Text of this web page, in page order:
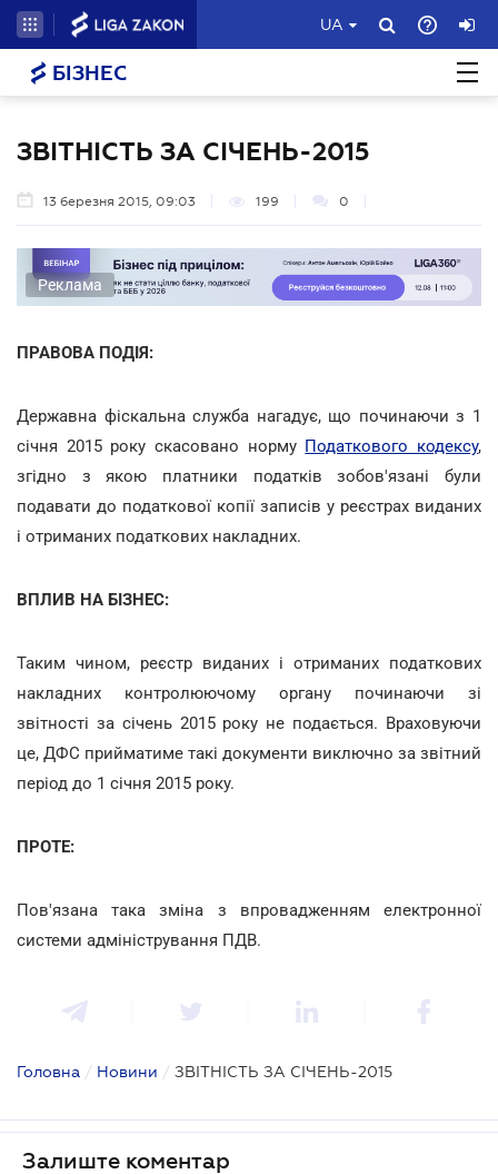
UA
БІЗНЕС
ЗВІТНІСТЬ ЗА СІЧЕНЬ-2015
13 березня 2015, 09:03 199 0
Реклама
ПРАВОВА ПОДІЯ:
Державна фіскальна служба нагадує, що починаючи з 1
січня 2015 року скасовано норму Податкового кодексу,
згідно з якою платники податків зобов'язані були
подавати до податкової копії записів у реєстрах виданих
і отриманих податкових накладних.
ВПЛИВ НА БІЗНЕС:
Таким чином, реєстр виданих і отриманих податкових
накладних контролюючому органу починаючи зі
звітності за січень 2015 року не подається. Враховуючи
це, ДФС прийматиме такі документи виключно за звітний
період до 1 січня 2015 року.
ПРОТЕ:
Пов'язана така зміна з впровадженням електронної
системи адміністрування ПДВ.
Головна / Новини / ЗВІТНІСТЬ ЗА СІЧЕНЬ-2015
Залиште коментар